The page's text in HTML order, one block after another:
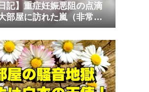
記】重症妊娠悪阻の点滴
部屋に訪れた嵐（非常識
退院のリアル